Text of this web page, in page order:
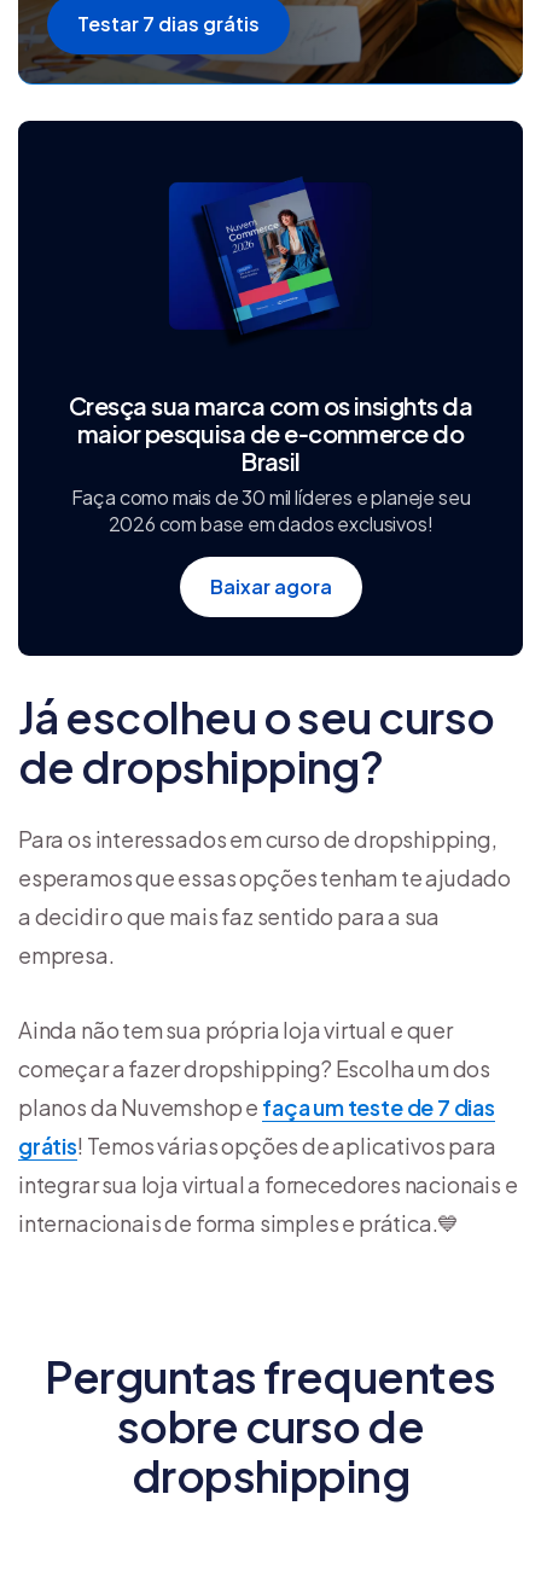
Testar 7 dias grátis
Cresça sua marca com os insights da
maior pesquisa de e‑commerce do
Brasil
Faça como mais de 30 mil líderes e planeje seu
2026 com base em dados exclusivos!
Baixar agora
Já escolheu o seu curso
de dropshipping?
Para os interessados em curso de dropshipping,
esperamos que essas opções tenham te ajudado
a decidir o que mais faz sentido para a sua
empresa.
Ainda não tem sua própria loja virtual e quer
começar a fazer dropshipping? Escolha um dos
planos da Nuvemshop e faça um teste de 7 dias
grátis! Temos várias opções de aplicativos para
integrar sua loja virtual a fornecedores nacionais e
internacionais de forma simples e prática.💙
Perguntas frequentes
sobre curso de
dropshipping